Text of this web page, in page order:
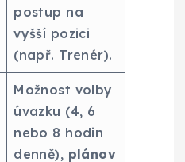
postup na
vyšší pozici
(např. Trenér).
Možnost volby
úvazku (4, 6
nebo 8 hodin
denně), plánov